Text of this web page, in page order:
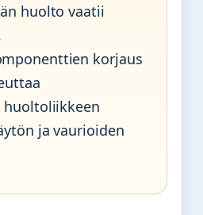
huolto vaatii
korjaus
ja vaurioiden